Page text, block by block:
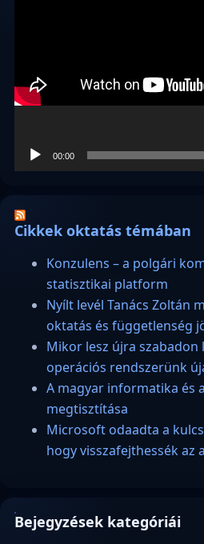
00:00
Cikkek oktatás témában
Konzulens – a polgári
statisztikai platform
Nyílt levél Tanács Zoltán
oktatás és függetlenség
Mikor lesz újra
operációs rendszerünk
A magyar informatika és
megtisztítása
Microsoft odaadta a
hogy visszafejthessék az
Bejegyzések kategóriái